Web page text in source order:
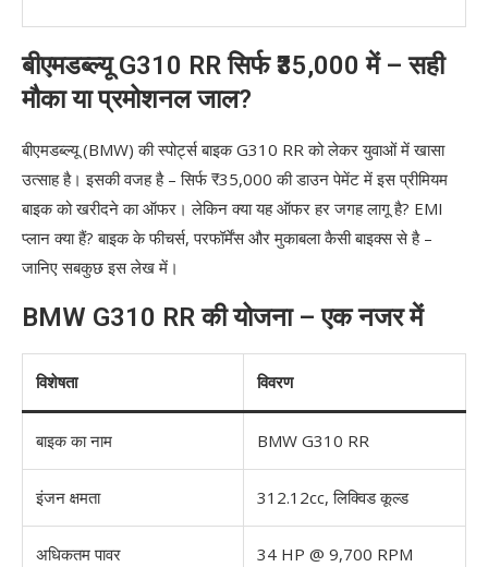
बीएमडब्ल्यू G310 RR सिर्फ ₹35,000 में – सही
मौका या प्रमोशनल जाल?
बीएमडब्ल्यू (BMW) की स्पोर्ट्स बाइक G310 RR को लेकर युवाओं में खासा
उत्साह है। इसकी वजह है – सिर्फ ₹35,000 की डाउन पेमेंट में इस प्रीमियम
बाइक को खरीदने का ऑफर। लेकिन क्या यह ऑफर हर जगह लागू है? EMI
प्लान क्या हैं? बाइक के फीचर्स, परफॉर्मेंस और मुकाबला कैसी बाइक्स से है –
जानिए सबकुछ इस लेख में।
BMW G310 RR की योजना – एक नजर में
विशेषता विवरण
बाइक का नाम BMW G310 RR
इंजन क्षमता 312.12cc, लिक्विड कूल्ड
अधिकतम पावर 34 HP @ 9,700 RPM